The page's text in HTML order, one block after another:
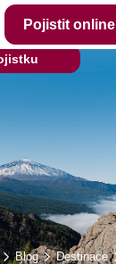
Pojistit online
Blog Destinace